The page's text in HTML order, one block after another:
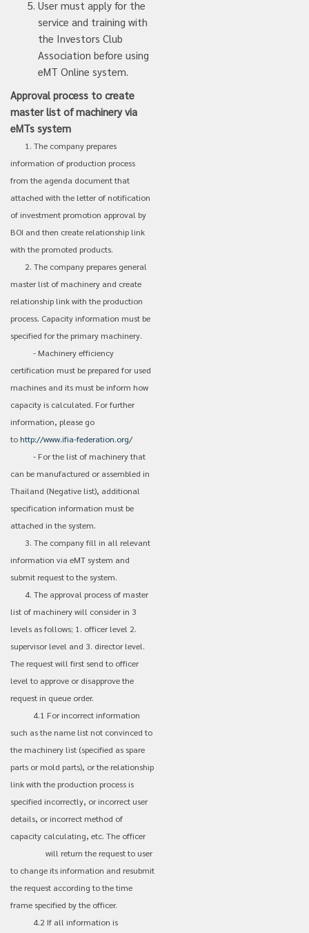
User must apply for the
service and training with
the Investors Club
Association before using
eMT Online system.
Approval process to create
master list of machinery via
eMTs system
1. The company prepares
information of production process
from the agenda document that
attached with the letter of notification
of investment promotion approval by
BOI and then create relationship link
with the promoted products.
2. The company prepares general
master list of machinery and create
relationship link with the production
process. Capacity information must be
specified for the primary machinery.
- Machinery efficiency
certification must be prepared for used
machines and its must be inform how
capacity is calculated. For further
information, please go
tohttp://www.ifia-federation.org/
- For the list of machinery that
can be manufactured or assembled in
Thailand (Negative list), additional
specification information must be
attached in the system.
3. The company fill in all relevant
information via eMT system and
submit request to the system.
4. The approval process of master
list of machinery will consider in 3
levels as follows; 1. officer level 2.
supervisor level and 3. director level.
The request will first send to officer
level to approve or disapprove the
request in queue order.
4.1 For incorrect information
such as the name list not convinced to
the machinery list (specified as spare
parts or mold parts), or the relationship
link with the production process is
specified incorrectly, or incorrect user
details, or incorrect method of
capacity calculating, etc. The officer
will return the request to user
to change its information and resubmit
the request according to the time
frame specified by the officer.
4.2 If all information is